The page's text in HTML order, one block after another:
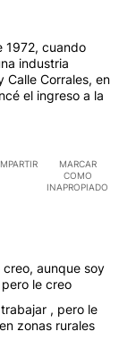
1972, cuando
industria
Calle Corrales, en
el ingreso a la
MARCAR
COMO
INAPROPIADO
aunque soy
le creo
, pero le
zonas rurales